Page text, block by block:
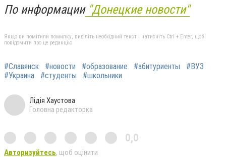
По информации"Донецкие новости"
Якщо ви помітили помилку, виділіть необхідний текст і натисніть Ctrl + Enter, щоб
повідомити про це редакцію
#Славянск #новости #образование #абитуриенты
#ВУЗ
#Украина
#студенты #школьники
Лідія Хаустова
Головна редакторка
0,0
Авторизуйтесь, щоб оцінити